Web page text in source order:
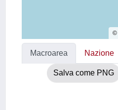
©
Macroarea Nazione
Salva come PNG